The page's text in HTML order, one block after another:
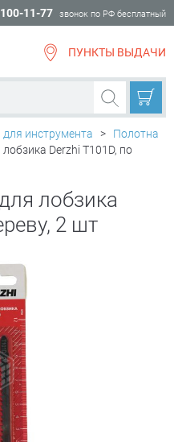
11-77 звонок по РФ бесплатный
ПУНКТЫ ВЫДАЧИ
для инструмента >
Полотна
Derzhi T101D, по
лобзика
2 шт